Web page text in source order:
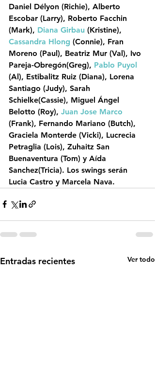
Daniel Délyon (Richie), Alberto
Escobar (Larry), Roberto Facchin
(Mark), Diana Girbau (Kristine),
Cassandra Hlong (Connie), Fran
Moreno (Paul), Beatriz Mur (Val), Ivo
Pareja-Obregón(Greg), Pablo Puyol
(Al), Estibalitz Ruiz (Diana), Lorena
Santiago (Judy), Sarah
Schielke(Cassie), Miguel Ángel
Belotto (Roy), Juan Jose Marco
(Frank), Fernando Mariano (Butch),
Graciela Monterde (Vicki), Lucrecia
Petraglia (Lois), Zuhaitz San
Buenaventura (Tom) y Aída
Sanchez(Tricia). Los swings serán
Lucia Castro y Marcela Nava.
Entradas recientes Ver todo